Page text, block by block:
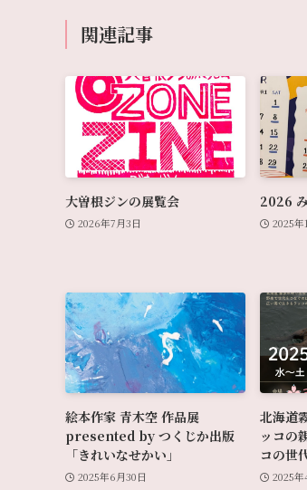
関連記事
大曽根ジンの展覧会
2026年7月3日
2026
2025年
絵本作家 青木空 作品展
presented by つくじか出版
「きれいなせかい」
2025年6月30日
北海道
ッコの
コの世
2025年